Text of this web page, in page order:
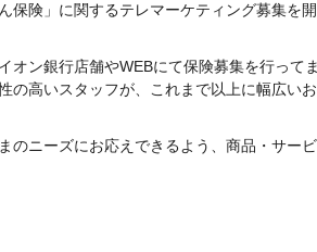
保険」に関するテレマーケティング募集を
オン銀行店舗やWEBにて保険募集を行って
の高いスタッフが、これまで以上に幅広い
のニーズにお応えできるよう、商品・サー